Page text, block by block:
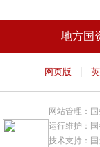
地方国
网页版 |
网站管理：
运行维护：
技术支持：